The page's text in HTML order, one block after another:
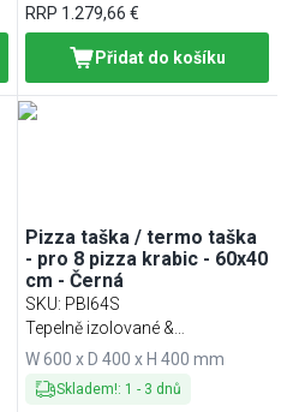
RRP 1.279,66 €
Přidat do košíku
Pizza taška / termo taška
- pro 8 pizza krabic - 60x40
cm - Černá
SKU: PBI64S
Tepelně izolované &
vodoodpudivé
W 600 x D 400 x H 400 mm
Skladem!: 1 - 3 dnů